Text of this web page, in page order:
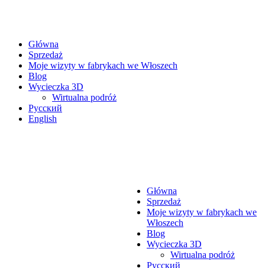
Główna
Sprzedaż
Moje wizyty w fabrykach we Włoszech
Blog
Wycieczka 3D
Wirtualna podróż
Русский
English
Główna
Sprzedaż
Moje wizyty w fabrykach we
Włoszech
Blog
Wycieczka 3D
Wirtualna podróż
Русский